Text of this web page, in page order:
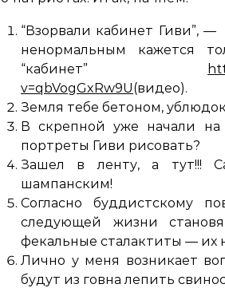
“Взорвали кабинет Гиви”,
ненормальным кажется
“кабинет”
v=qbVogGxRw9U(видео).
Земля тебе бетоном,
В скрепной уже начали на
портреты Гиви рисовать?
Зашел в ленту, а тут!!!
шампанским!
Согласно буддистскому
следующей жизни
фекальные сталактиты — их
Лично у меня возникает
будут из говна лепить